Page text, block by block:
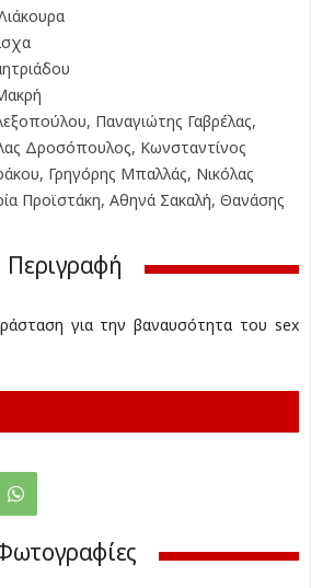
Παναγιώτης Γαβρέλας,
Δροσόπουλος, Κωνσταντίνος
Γρηγόρης Μπαλλάς, Νικόλας
Προϊστάκη, Αθηνά Σακαλή, Θανάσης
Περιγραφή
για την βαναυσότητα του sex